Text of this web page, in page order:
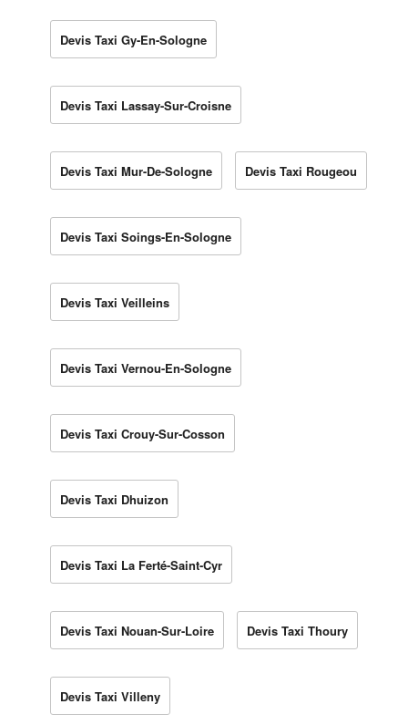
Devis Taxi Gy-En-Sologne
Devis Taxi Lassay-Sur-Croisne
Devis Taxi Mur-De-Sologne Devis Taxi Rougeou
Devis Taxi Soings-En-Sologne
Devis Taxi Veilleins
Devis Taxi Vernou-En-Sologne
Devis Taxi Crouy-Sur-Cosson
Devis Taxi Dhuizon
Devis Taxi La Ferté-Saint-Cyr
Devis Taxi Nouan-Sur-Loire Devis Taxi Thoury
Devis Taxi Villeny